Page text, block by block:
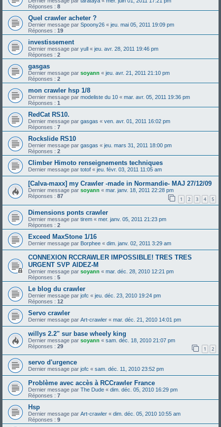
Réponses : 8
Quel crawler acheter ?
Dernier message par Spoony26 « jeu. mai 05, 2011 19:09 pm
Réponses : 19
investissement
Dernier message par yull « jeu. avr. 28, 2011 19:46 pm
Réponses : 2
gasgas
Dernier message par soyann « jeu. avr. 21, 2011 21:10 pm
Réponses : 2
mon crawler hsp 1/8
Dernier message par modeliste du 10 « mar. avr. 05, 2011 19:36 pm
Réponses : 1
RedCat RS10.
Dernier message par gasgas « ven. avr. 01, 2011 16:02 pm
Réponses : 7
Rockslide RS10
Dernier message par gasgas « jeu. mars 31, 2011 18:00 pm
Réponses : 2
Climber Himoto renseignements techniques
Dernier message par totof « jeu. févr. 03, 2011 11:05 am
[Calva-maxx] my Crawler -made in Normandie- MAJ 27/12/09
Dernier message par soyann « mar. janv. 18, 2011 22:28 pm
Réponses : 87 1 2 3 4 5
Dimensions ponts crawler
Dernier message par tirem « mer. janv. 05, 2011 21:23 pm
Réponses : 2
Exceed MaxStone 1/16
Dernier message par Borphee « dim. janv. 02, 2011 3:29 am
CONNEXION RCCRAWLER IMPOSSIBLE! TRES TRES
URGENT SVP AIDEZ-M
Dernier message par soyann « mar. déc. 28, 2010 12:21 pm
Réponses : 5
Le blog du crawler
Dernier message par jofc « jeu. déc. 23, 2010 19:24 pm
Réponses : 12
Servo crawler
Dernier message par Art-crawler « mar. déc. 21, 2010 14:01 pm
willys 2.2" sur base wheely king
Dernier message par soyann « sam. déc. 18, 2010 21:07 pm
Réponses : 29 1 2
servo d'urgence
Dernier message par jofc « sam. déc. 11, 2010 23:52 pm
Problème avec accès à RCCrawler France
Dernier message par The Dude « dim. déc. 05, 2010 16:29 pm
Réponses : 7
Hsp
Dernier message par Art-crawler « dim. déc. 05, 2010 10:55 am
Réponses : 9